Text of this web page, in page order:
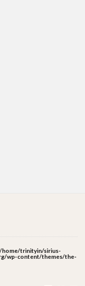
/home/trinityin/sirius-
wp-content/themes/the-